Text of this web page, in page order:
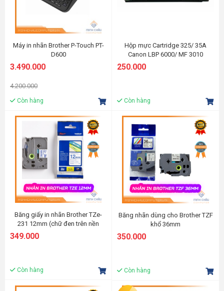
Máy in nhãn Brother P-Touch PT-
D600
3.490.000
4.200.000
Còn hàng
Hộp mực Cartridge 325/ 35A
Canon LBP 6000/ MF 3010
250.000
Còn hàng
Băng giấy in nhãn Brother TZe-
231 12mm (chữ đen trên nền
349.000
Còn hàng
Băng nhãn dùng cho Brother TZF
khổ 36mm
(White/Yellow/Blue/Green)
350.000
Còn hàng